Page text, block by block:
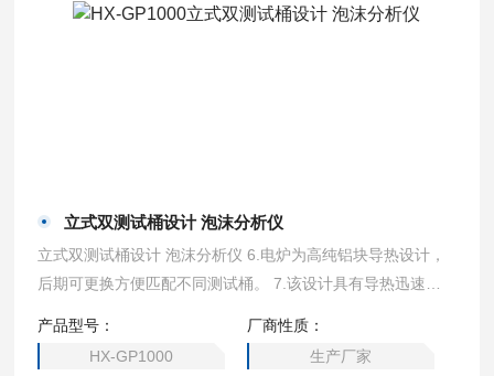
立式双测试桶设计 泡沫分析仪
立式双测试桶设计 泡沫分析仪 6.电炉为高纯铝块导热设计，
后期可更换方便匹配不同测试桶。 7.该设计具有导热迅速，
观。
产品型号：
HX-GP1000
厂商性质：
生产厂家